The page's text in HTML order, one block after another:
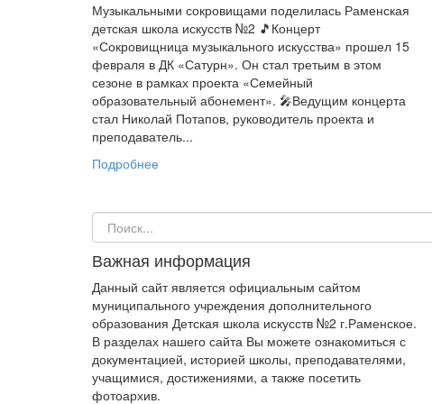
Музыкальными сокровищами поделилась Раменская
детская школа искусств №2 🎵Концерт
«Сокровищница музыкального искусства» прошел 15
февраля в ДК «Сатурн». Он стал третьим в этом
сезоне в рамках проекта «Семейный
образовательный абонемент». 🎤Ведущим концерта
стал Николай Потапов, руководитель проекта и
преподаватель...
Подробнее
Важная информация
Данный сайт является официальным сайтом
муниципального учреждения дополнительного
образования Детская школа искусств №2 г.Раменское.
В разделах нашего сайта Вы можете ознакомиться с
документацией, историей школы, преподавателями,
учащимися, достижениями, а также посетить
фотоархив.